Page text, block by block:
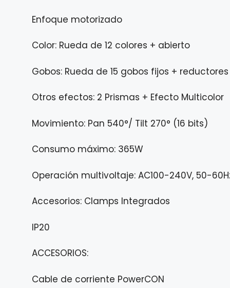
Enfoque motorizado
Color: Rueda de 12 colores + abierto
Gobos: Rueda de 15 gobos fijos + reductores
Otros efectos: 2 Prismas + Efecto Multicolor
Movimiento: Pan 540°/ Tilt 270° (16 bits)
Consumo máximo: 365W
Operación multivoltaje: AC100-240V, 50-
Accesorios: Clamps Integrados
IP20
ACCESORIOS:
Cable de corriente PowerCON